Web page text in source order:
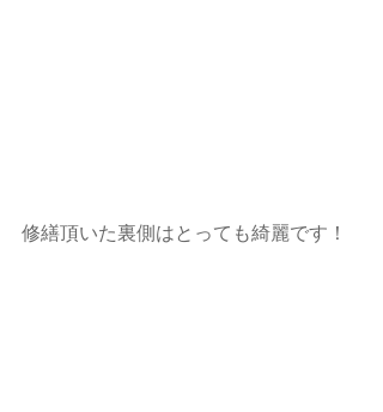
修繕頂いた裏側はとっても綺麗です！